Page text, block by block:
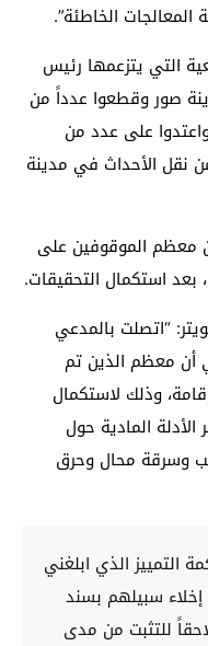
المعالجات الخاطئة”.
التي يتزعمها رئيس
صور وقطعوا عدداً من
على عدد من
نقل الأحداث في مدينة
معظم الموقوفين على
بعد استكمال التحقيقات.
“اتصلت بالمدعي
أن معظم الذين تم
وذلك لاستكمال
المادية حول
وسرقة محال وحرق
التمييز الذي ابلغني
سبيلهم بسند
للتثبت من مدى